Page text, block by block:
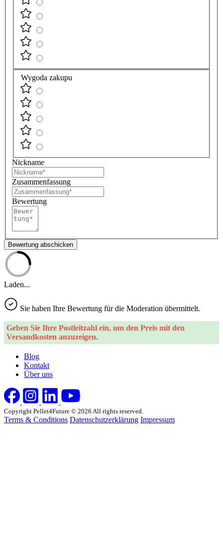
Wygoda zakupu
Nickname
Zusammenfassung
Bewertung
Bewertung abschicken
Laden...
Sie haben Ihre Bewertung für die Moderation übermittelt.
Geben Sie Ihre Postleitzahl ein, um den Preis mit den
Versandkosten anzuzeigen.
Blog
Kontakt
Über uns
Copyright Pellet4Future © 2026 All rights reserved.
Terms & Conditions Datenschutzerklärung Impressum